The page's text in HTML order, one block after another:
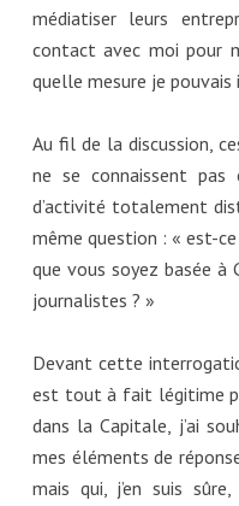
médiatiser leurs
contact avec moi pour
quelle mesure je pouvais
Au fil de la discussion,
ne se connaissent
d’activité totalement
même question : « est-
que vous soyez basée à
journalistes ? »
Devant cette
est tout à fait légitime
dans la Capitale, j’ai
mes éléments de
mais qui, j’en suis